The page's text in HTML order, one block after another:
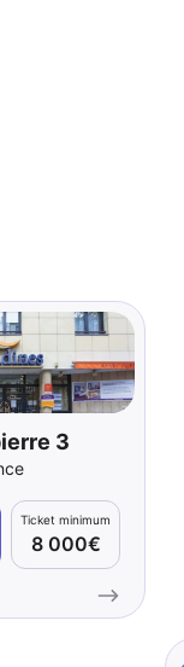
3
Ticket minimum
8 000€